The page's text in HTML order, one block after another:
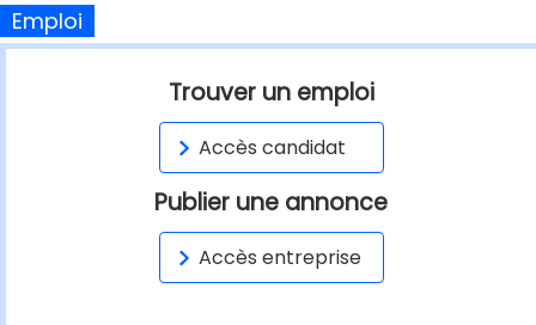
Emploi
Trouver un emploi
Accès candidat
Publier une annonce
Accès entreprise